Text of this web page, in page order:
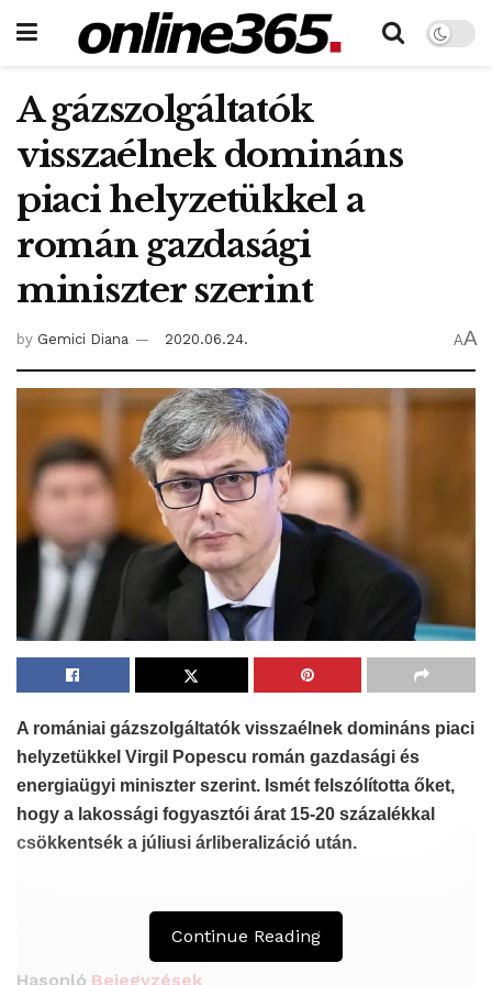
A gázszolgáltatók
visszaélnek domináns
piaci helyzetükkel a
román gazdasági
miniszter szerint
by Gemici Diana 2020.06.24. AA
A romániai gázszolgáltatók visszaélnek domináns piaci
helyzetükkel Virgil Popescu román gazdasági és
energiaügyi miniszter szerint. Ismét felszólította őket,
hogy a lakossági fogyasztói árat 15-20 százalékkal
csökkentsék a júliusi árliberalizáció után.
Hasonló Bejegyzések
Continue Reading